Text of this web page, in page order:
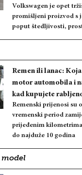
Volkswagen je opet
promišljeni proizvod s
poput štedljivosti,
Remen ili lanac:
motor automobila i
kad kupujete
Remenski prijenosi su
vremenski period
prijeđenim
do najduže 10 godina
model